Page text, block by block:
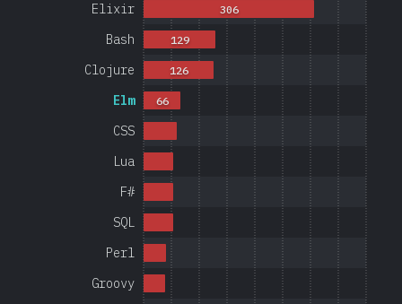
Groovy
Perl
SQL
F#
Lua
CSS
Elm
Clojure
Bash
Elixir
66
126
129
306